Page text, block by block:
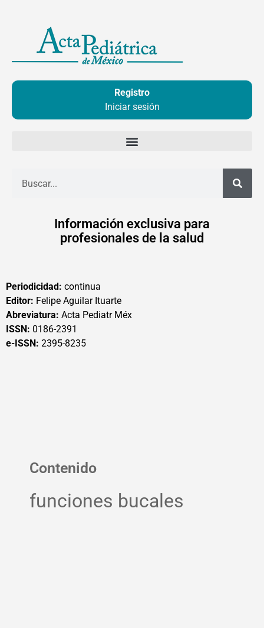
contenido
Registro
Iniciar sesión
Información exclusiva para
profesionales de la salud
Periodicidad: continua
Editor: Felipe Aguilar Ituarte
Abreviatura: Acta Pediatr Méx
ISSN: 0186-2391
e-ISSN: 2395-8235
Contenido
funciones bucales